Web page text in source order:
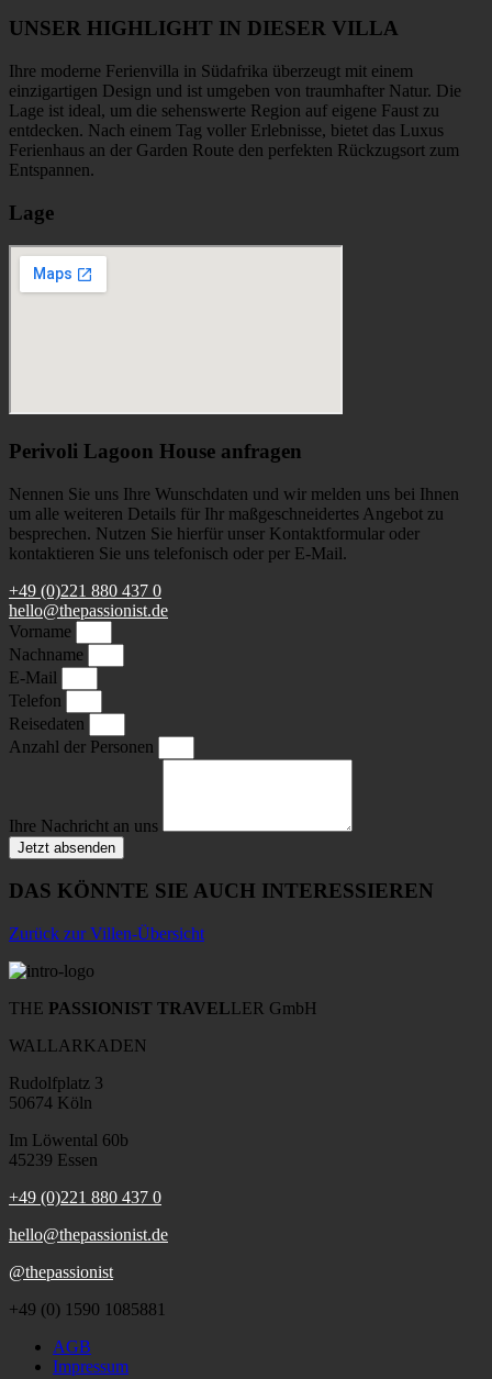
UNSER HIGHLIGHT IN DIESER VILLA
Ihre moderne Ferienvilla in Südafrika überzeugt mit einem
einzigartigen Design und ist umgeben von traumhafter Natur. Die
Lage ist ideal, um die sehenswerte Region auf eigene Faust zu
entdecken. Nach einem Tag voller Erlebnisse, bietet das Luxus
Ferienhaus an der Garden Route den perfekten Rückzugsort zum
Entspannen.
Lage
Perivoli Lagoon House anfragen
Nennen Sie uns Ihre Wunschdaten und wir melden uns bei Ihnen
um alle weiteren Details für Ihr maßgeschneidertes Angebot zu
besprechen. Nutzen Sie hierfür unser Kontaktformular oder
kontaktieren Sie uns telefonisch oder per E-Mail.
+49 (0)221 880 437 0
hello@thepassionist.de
Vorname
Nachname
E-Mail
Telefon
Reisedaten
Anzahl der Personen
Ihre Nachricht an uns
Jetzt absenden
DAS KÖNNTE SIE AUCH INTERESSIEREN
Zurück zur Villen-Übersicht
THE PASSIONIST TRAVELLER GmbH
WALLARKADEN
Rudolfplatz 3
50674 Köln
Im Löwental 60b
45239 Essen
+49 (0)221 880 437 0
hello@thepassionist.de
@thepassionist
+49 (0) 1590 1085881
AGB
Impressum